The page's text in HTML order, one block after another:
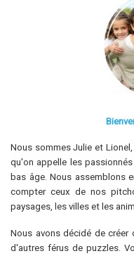
Nous sommes Julie et
qu'on appelle les
bas âge. Nous assemblons
compter ceux de nos
paysages, les villes et les
Nous avons décidé de
d'autres férus de puzzles.